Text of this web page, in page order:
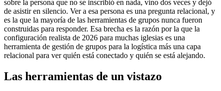
sobre la persona que no se inscribió en nada, vino dos veces y dejó
de asistir en silencio. Ver a esa persona es una pregunta relacional, y
es la que la mayoría de las herramientas de grupos nunca fueron
construidas para responder. Esa brecha es la razón por la que la
configuración realista de 2026 para muchas iglesias es una
herramienta de gestión de grupos para la logística más una capa
relacional para ver quién está conectado y quién se está alejando.
Las herramientas de un vistazo